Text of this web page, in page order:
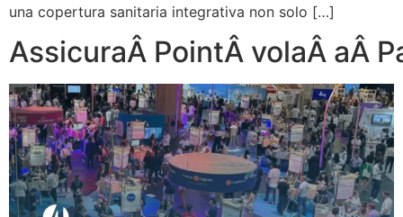
una copertura sanitaria integrativa non solo […]
AssicuraÂ PointÂ volaÂ aÂ